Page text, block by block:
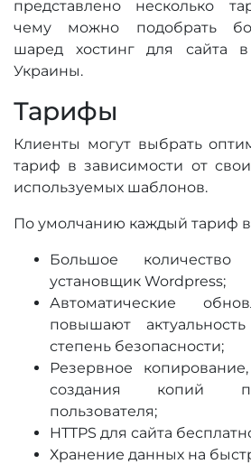
представлено несколько
чему можно подобрать
шаред хостинг для сайта
Украины.
Тарифы
Клиенты могут выбрать
тариф в зависимости от
используемых шаблонов.
По умолчанию каждый тариф
Большое
установщик Wordpress;
Автоматические
повышают
степень безопасности;
Резервное
создания копий
пользователя;
HTTPS для сайта
Хранение данных на